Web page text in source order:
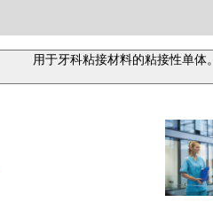
用于牙科粘接材料的粘接性单体。